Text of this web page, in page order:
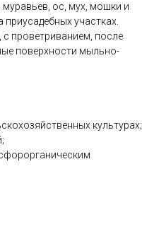
ос, мух, мошки и
участках.
проветриванием, после
поверхности мыльно-
культурах;